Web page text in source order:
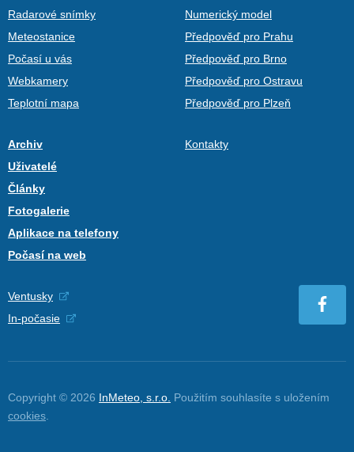
Radarové snímky
Meteostanice
Počasí u vás
Webkamery
Teplotní mapa
Numerický model
Předpověď pro Prahu
Předpověď pro Brno
Předpověď pro Ostravu
Předpověď pro Plzeň
Archiv
Uživatelé
Články
Fotogalerie
Aplikace na telefony
Počasí na web
Kontakty
Ventusky
In-počasie
Copyright © 2026 InMeteo, s.r.o. Použitím souhlasíte s uložením
cookies